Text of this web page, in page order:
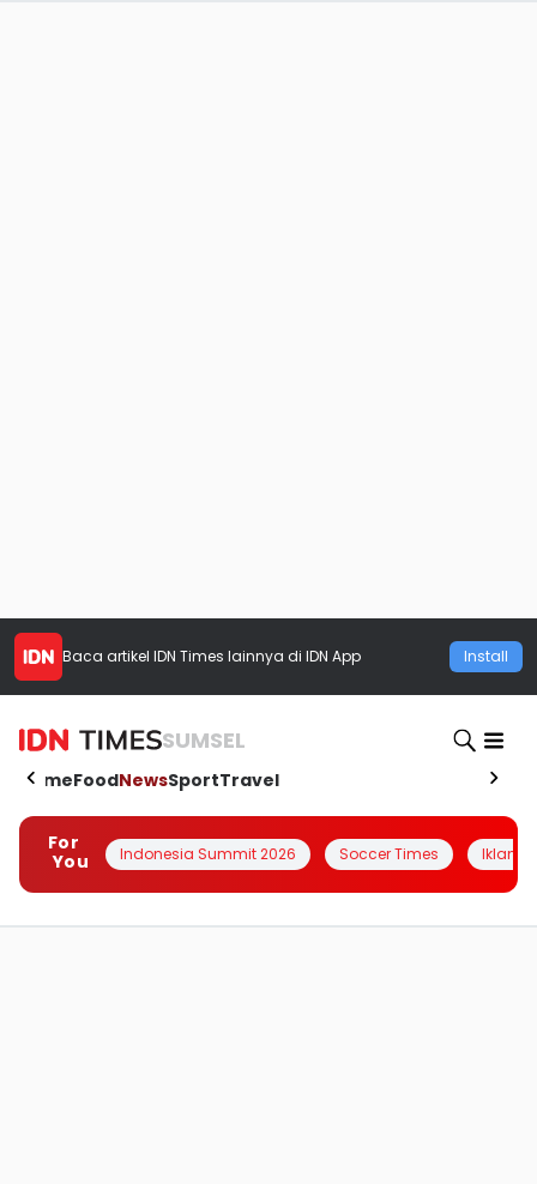
Baca artikel IDN Times lainnya di IDN App Install
SUMSEL
HomeFoodNewsSportTravel
For
You
Indonesia Summit 2026 Soccer Times Iklanin